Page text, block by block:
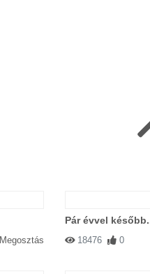
Megosztás
Pár évvel
18476 0